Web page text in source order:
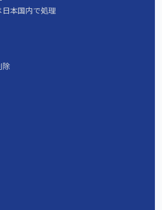
本国内で処理
除